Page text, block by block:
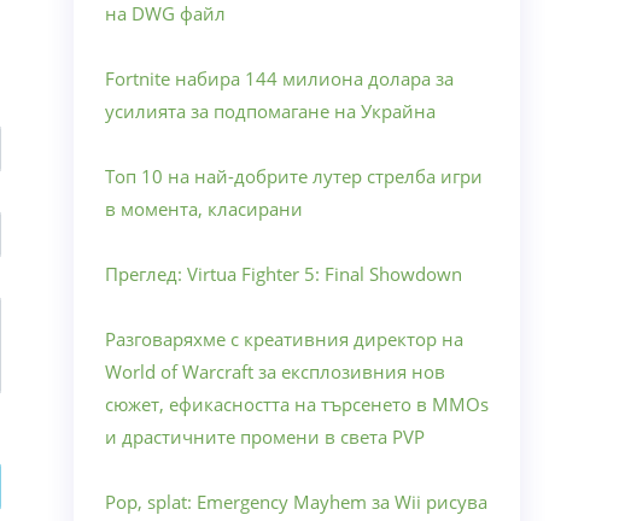
на DWG файл
Fortnite набира 144 милиона долара за
усилията за подпомагане на Украйна
Топ 10 на най-добрите лутер стрелба игри
в момента, класирани
Преглед: Virtua Fighter 5: Final Showdown
Разговаряхме с креативния директор на
World of Warcraft за експлозивния нов
сюжет, ефикасността на търсенето в MMOs
и драстичните промени в света PVP
Pop, splat: Emergency Mayhem за Wii рисува